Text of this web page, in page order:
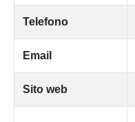
Telefono
Email
Sito web